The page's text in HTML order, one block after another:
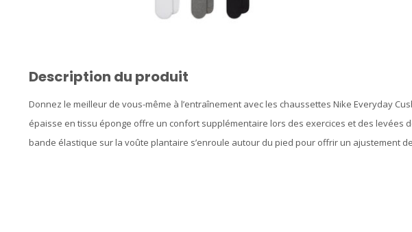
Description du produit
Donnez le meilleur de vous-même à l’entraînement avec les chaussettes Nike Everyday
épaisse en tissu éponge offre un confort supplémentaire lors des exercices et des levées
bande élastique sur la voûte plantaire s’enroule autour du pied pour offrir un ajustement